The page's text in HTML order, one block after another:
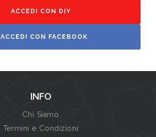
ACCEDI CON DIY
ACCEDI CON FACEBOOK
INFO
Chi Siamo
Termini e Condizioni